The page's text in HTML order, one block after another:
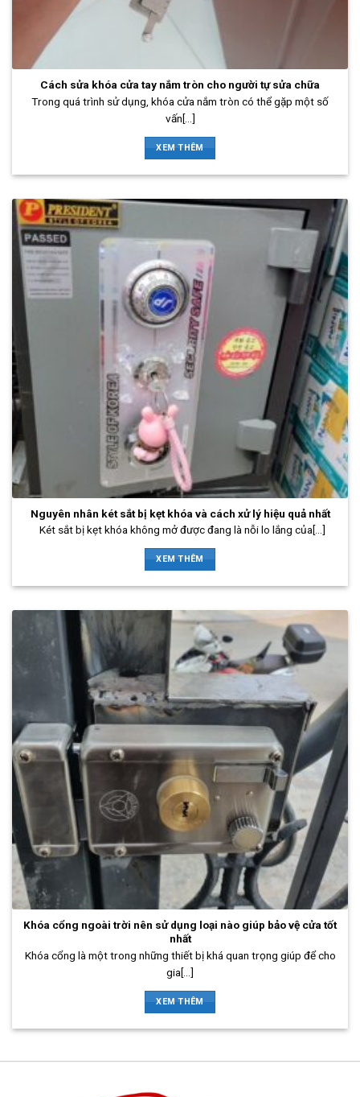
Cách sửa khóa cửa tay nắm tròn cho người tự sửa chữa
Trong quá trình sử dụng, khóa cửa nắm tròn có thể gặp một số
vấn[...]
XEM THÊM
Nguyên nhân két sắt bị kẹt khóa và cách xử lý hiệu quả nhất
Két sắt bị kẹt khóa không mở được đang là nỗi lo lắng của[...]
XEM THÊM
Khóa cổng ngoài trời nên sử dụng loại nào giúp bảo vệ cửa tốt
nhất
Khóa cổng là một trong những thiết bị khá quan trọng giúp để cho
gia[...]
XEM THÊM